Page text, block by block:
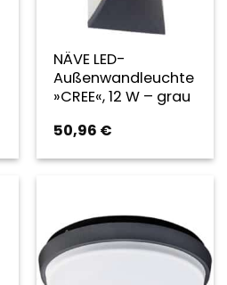
NÄVE LED-
Außenwandleuchte
»CREE«, 12 W – grau
50,96 €